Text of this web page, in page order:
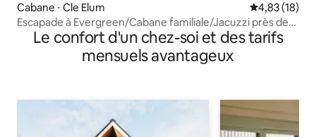
Cabane ⋅ Cle Elum Évaluation
4,83 (18)
Escapade à Evergreen/Cabane familiale/Jacuzzi près de
Seattle
Le confort d'un chez-soi et des tarifs
mensuels avantageux